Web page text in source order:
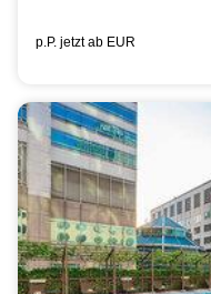
p.P. jetzt ab EUR